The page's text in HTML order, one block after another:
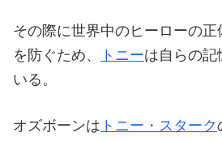
その際に世界中のヒーローの
を防ぐため、
トニーは自らの記
いる。
オズボーンは トニー・スターク